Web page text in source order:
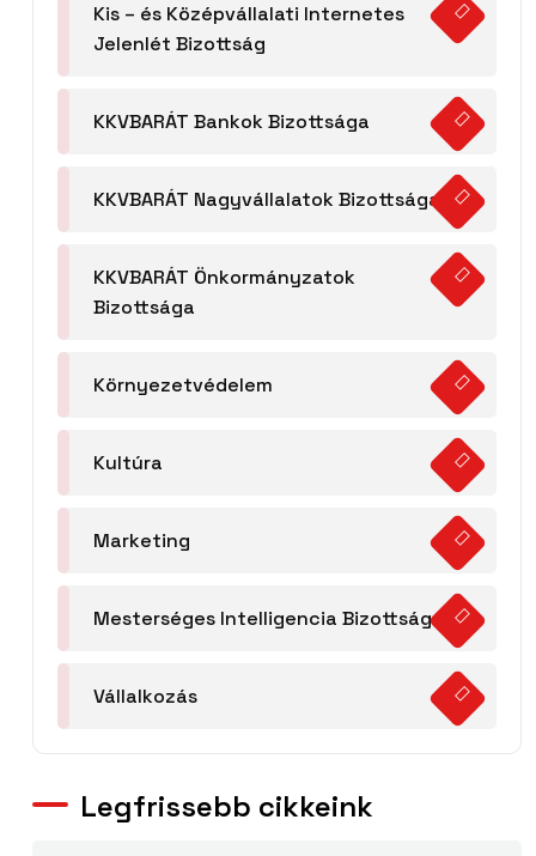
Kis – és Középvállalati Internetes
Jelenlét Bizottság
KKVBARÁT Bankok Bizottsága
KKVBARÁT Nagyvállalatok Bizottsága
KKVBARÁT Önkormányzatok
Bizottsága
Környezetvédelem
Kultúra
Marketing
Mesterséges Intelligencia Bizottság
Vállalkozás
Legfrissebb cikkeink